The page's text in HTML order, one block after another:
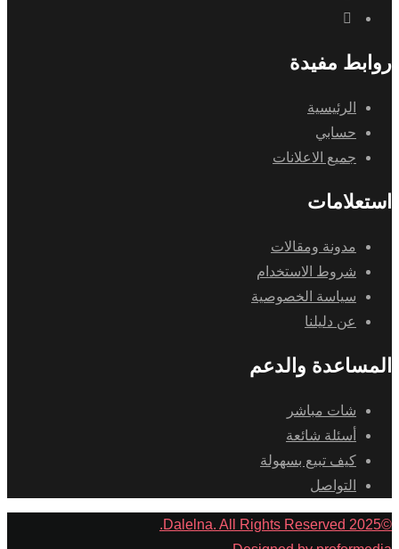
روابط مفيدة
الرئيسية
حسابي
جميع الاعلانات
استعلامات
مدونة ومقالات
شروط الاستخدام
سياسة الخصوصية
عن دليلنا
المساعدة والدعم
شات مباشر
أسئلة شائعة
كيف تبيع بسهولة
التواصل
©2025 Dalelna. All Rights Reserved.